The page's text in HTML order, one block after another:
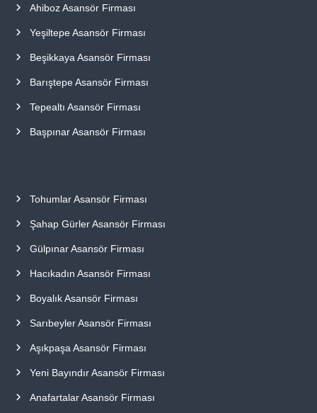
Ahiboz Asansör Firması
Yeşiltepe Asansör Firması
Beşikkaya Asansör Firması
Barıştepe Asansör Firması
Tepealtı Asansör Firması
Başpınar Asansör Firması
Tohumlar Asansör Firması
Şahap Gürler Asansör Firması
Gülpınar Asansör Firması
Hacıkadın Asansör Firması
Boyalık Asansör Firması
Sarıbeyler Asansör Firması
Aşıkpaşa Asansör Firması
Yeni Bayındır Asansör Firması
Anafartalar Asansör Firması